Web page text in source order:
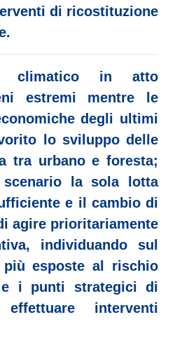
di ricostituzione
climatico in atto
estremi mentre le
degli ultimi
lo sviluppo delle
tra urbano e foresta;
la sola lotta
e il cambio di
agire prioritariamente
, individuando sul
esposte al rischio
i punti strategici di
interventi